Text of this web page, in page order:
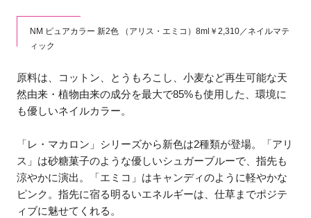
NM ピュアカラー 新2色 （アリス・エミコ）8ml￥2,310／ネイルマテ
ィック
原料は、コットン、とうもろこし、小麦など再生可能な天
然由来・植物由来の成分を最大で85%も使用した、環境に
も優しいネイルカラー。
「レ・マカロン」シリーズから新色は2種類が登場。「アリ
ス」は砂糖菓子のような優しいシュガーブルーで、指先も
涼やかに演出。「エミコ」はキャンディのように軽やかな
ピンク。指先に宿る明るいエネルギーは、仕草までポジテ
ィブに魅せてくれる。